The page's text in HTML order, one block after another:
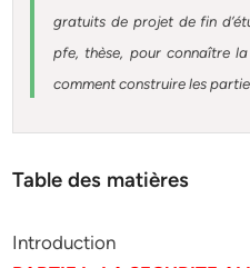
gratuits de projet de fin
pfe, thèse, pour connaître
comment construire les
Table des matières
Introduction